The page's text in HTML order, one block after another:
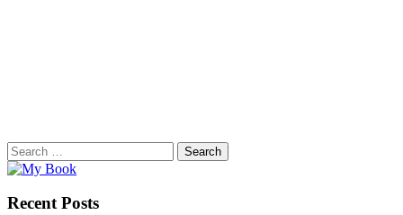
Search
for:
Recent Posts